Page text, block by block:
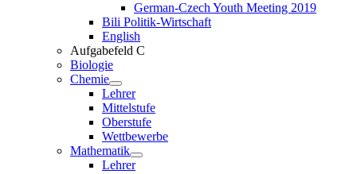
German-Czech Youth Meeting 2019
Bili Politik-Wirtschaft
English
Aufgabefeld C
Biologie
Chemie
Lehrer
Mittelstufe
Oberstufe
Wettbewerbe
Mathematik
Lehrer